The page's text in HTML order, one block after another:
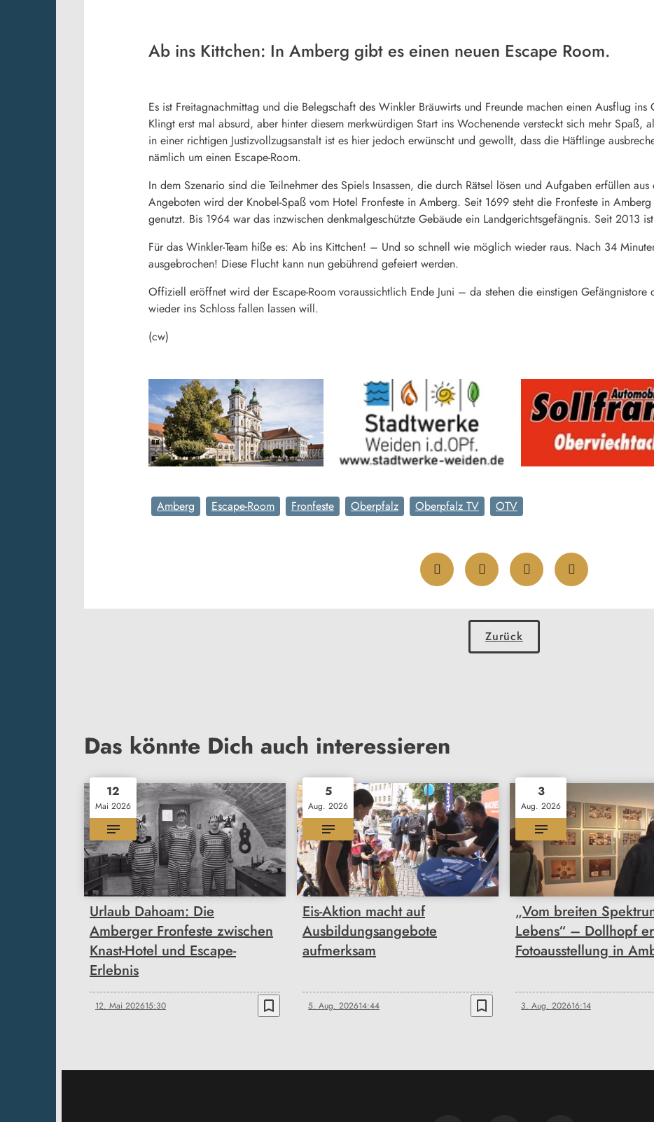
Ab ins Kittchen: In Amberg gibt es einen neuen Escape Room.
Es ist Freitagnachmittag und die Belegschaft des Winkler Bräuwirts und Freunde machen einen Ausflug
Klingt erst mal absurd, aber hinter diesem merkwürdigen Start ins Wochenende versteckt sich mehr Spaß,
in einer richtigen Justizvollzugsanstalt ist es hier jedoch erwünscht und gewollt, dass die Häftlinge
nämlich um einen Escape-Room.
In dem Szenario sind die Teilnehmer des Spiels Insassen, die durch Rätsel lösen und Aufgaben erfüllen
Angeboten wird der Knobel-Spaß vom Hotel Fronfeste in Amberg. Seit 1699 steht die Fronfeste in
genutzt. Bis 1964 war das inzwischen denkmalgeschützte Gebäude ein Landgerichtsgefängnis. Seit 2013
Für das Winkler-Team hiße es: Ab ins Kittchen! – Und so schnell wie möglich wieder raus. Nach 34
ausgebrochen! Diese Flucht kann nun gebührend gefeiert werden.
Offiziell eröffnet wird der Escape-Room voraussichtlich Ende Juni – da stehen die einstigen
wieder ins Schloss fallen lassen will.
(cw)
Amberg Escape-Room Fronfeste Oberpfalz Oberpfalz TV OTV
Zurück
Das könnte Dich auch interessieren
12
Mai 2026
Urlaub Dahoam: Die
Amberger Fronfeste zwischen
Knast-Hotel und Escape-
Erlebnis
12. Mai 202615:30 bookmark_border
5
Aug. 2026
Eis-Aktion macht auf
Ausbildungsangebote
aufmerksam
5. Aug. 202614:44 bookmark_border
3
Aug. 2026
„Vom breiten
Lebens“ – Dollhopf
Fotoausstellung in
3. Aug. 202616:14